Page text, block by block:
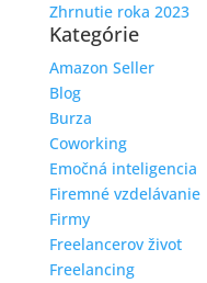
Zhrnutie roka 2023
Kategórie
Amazon Seller
Blog
Burza
Coworking
Emočná inteligencia
Firemné vzdelávanie
Firmy
Freelancerov život
Freelancing